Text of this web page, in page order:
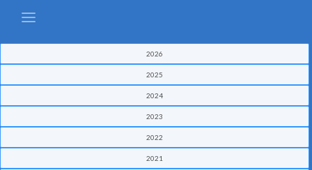
2026
2025
2024
2023
2022
2021